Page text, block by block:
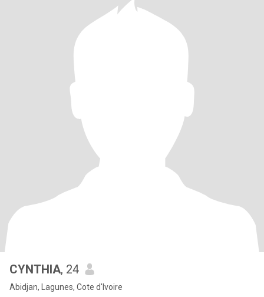
CYNTHIA, 24
Abidjan, Lagunes, Cote d'Ivoire